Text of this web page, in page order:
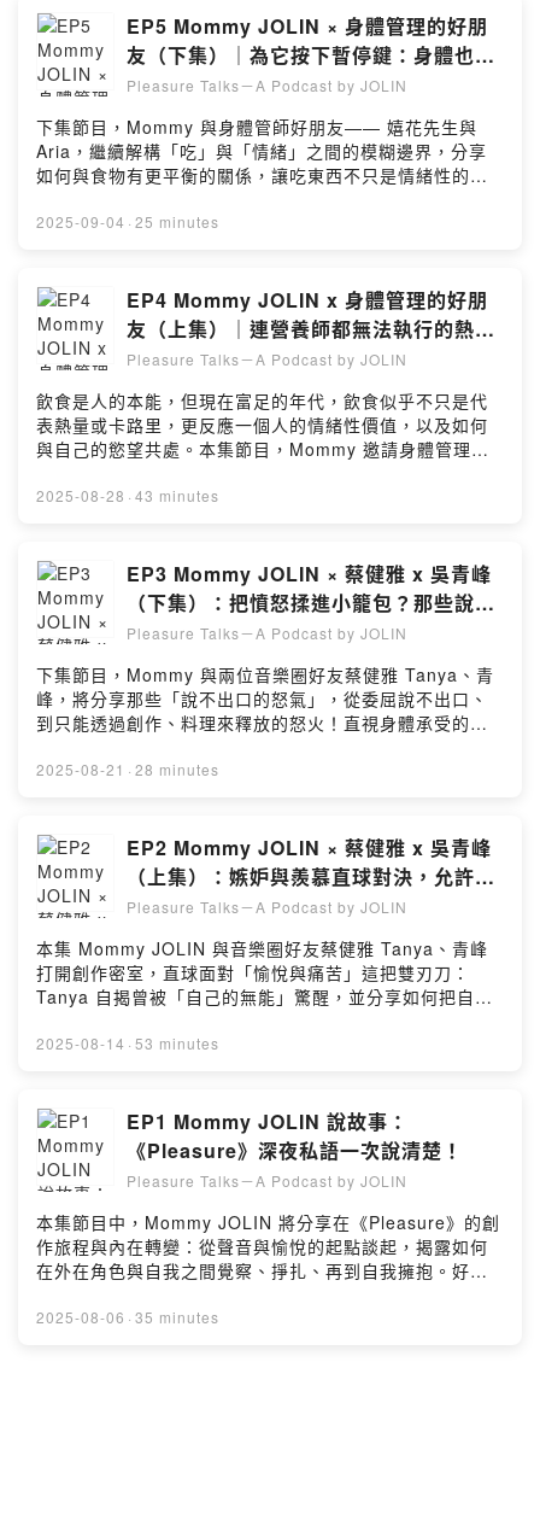
jolin_caiWeibo： https://weibo.com/u/1742727537留
言告訴我你對這一集的想法：
https://open.firstory.me/user/cmdoal8gv007201wxgc0
v9020/commentsPowered by Firstory Hosting
者怎麼看 Mommy？攝影機未開機前的 Mommy 是什麼模
樣08:35 高點擊率下標方式大公開！「不藏了」、「驚呆
了」、「拋喜訊⋯」17:30 藝人或記者被網友罵，會走心
嗎？23:35 標題太聳動遭抗議怎麼辦？ 唱片公司要求改標
題，該妥協還是堅持？34:00 爆料都是真的嗎？Mommy
的新聞都超無厘頭！40:00 記者眼中的 Mommy 難訪嗎？
什麼問題會一秒惹怒 Mommy？46:38 Mommy 的眼神是
美杜莎之眼？To be continued…／♬ 《Pleasure》專輯
數位收聽｜Listen Now：
https://www.jolincai.com/Instagram：
jolin_caiFacebook：hoo.jcaiYouTube：
jolin_caiWeibo： https://weibo.com/u/1742727537留
言告訴我你對這一集的想法：
v9020/commentsPowered by Firstory Hosting
EP5 Mommy JOLIN × 身體管理的好朋
友（下集）｜為它按下暫停鍵：身體也需
要被尊重與傾聽
Pleasure Talks－A Podcast by JOLIN
下集節目，Mommy 與身體管師好朋友—— 嬉花先生與
Aria，繼續解構「吃」與「情緒」之間的模糊邊界，分享
如何與食物有更平衡的關係，讓吃東西不只是情緒性的補
重點01:50 壓力很大？你可能自己都不知道05:40 身體也
吃完高熱量食物而難過？從嚴格控制走向飲食自由13:22
想吃鹹酥雞，是鄉愁、犒賞，還是壓力出口？舒壓食物的
療癒意義16:51 水腫問題如何面對？如何排水腫？19:45
宿醉不是酒的錯，是喝得太緊繃：用酒舒壓，卻讓身體更
疲累21:50 身體管理：無法持續一輩子的事，寧可不要開
始／♬ 《Pleasure》專輯數位收聽｜Listen Now：
https://jolinwmt.lnk.to/Pleasure☞ 更多蔡依林消息｜
More about JOLINOfficial Website：
https://www.jolincai.com/Instagram：
言告訴我你對這一集的想法：
https://open.firstory.me/user/cmdoal8gv007201wxgc0
v9020/commentsPowered by Firstory Hosting
2025-09-04 · 25 minutes
EP4 Mommy JOLIN x 身體管理的好朋
友（上集）｜連營養師都無法執行的熱量
精算，我們真的需要這麼苛刻嗎？
Pleasure Talks－A Podcast by JOLIN
飲食是人的本能，但現在富足的年代，飲食似乎不只是代
表熱量或卡路里，更反應一個人的情緒性價值，以及如何
與自己的慾望共處。本集節目，Mommy 邀請身體管理的
到傾聽身體需要與食物的共鳴關係的探討，讓「吃」這件
營養師都無法執行的熱量精算，我們真的需要這麼苛刻
嗎？06:57 解鎖吃的情緒密碼——你聽過賀爾蒙飲食嗎？
13:38 你的人生，他們六個說的算！?20:47 如何挖掘自己
對吃的本能天賦，不再覺得有罪惡感29:40 Mommy的自律
是為了要自由31:31 「蔡依林營養師」寫的菜單，不是
Mommy 早上吃的？!36:36 錯過就沒了——珍稀食物是貪
食的慾望還是愉悅的滿足？／♬ 《Pleasure》專輯數位收
聽｜Listen Now：https://jolinwmt.lnk.to/Pleasure☞ 更
多蔡依林消息｜More about JOLINOfficial Website：
jolin_caiWeibo： https://weibo.com/u/1742727537留
言告訴我你對這一集的想法：
https://open.firstory.me/user/cmdoal8gv007201wxgc0
v9020/commentsPowered by Firstory Hosting
2025-08-28 · 43 minutes
EP3 Mommy JOLIN × 蔡健雅 x 吳青峰
（下集）：把憤怒揉進小籠包？那些說不
出口的憤怒與驕傲
Pleasure Talks－A Podcast by JOLIN
下集節目，Mommy 與兩位音樂圈好友蔡健雅 Tanya、青
峰，將分享那些「說不出口的怒氣」，從委屈說不出口、
到只能透過創作、料理來釋放的怒火！直視身體承受的情
00:55 Mommy 曾因委屈想為自己說些什麼01:58 青峰坦
聲，卻說不出口只能憤怒吞淚⋯16:07 青峰的驕傲＝被家
貓咬爛的傷痕？17:40 Tanya 做完專輯的驕傲竟轉為痛
苦？21:50 青峰創作〈SEVEN〉歌詞背後秘辛：小蔡姐的
訂單，只有關鍵字！／♬ 《Pleasure》專輯數位收聽｜
Listen Now：https://jolinwmt.lnk.to/Pleasure☞ 更多蔡
依林消息｜More about JOLINOfficial Website：
https://www.jolincai.com/Instagram：
jolin_caiFacebook：hoo.jcaiYouTube：
jolin_caiWeibo： https://weibo.com/u/1742727537留
v9020/commentsPowered by Firstory Hosting
2025-08-21 · 28 minutes
EP2 Mommy JOLIN × 蔡健雅 x 吳青峰
（上集）：嫉妒與羨慕直球對決，允許自
己痛到最深處
Pleasure Talks－A Podcast by JOLIN
本集 Mommy JOLIN 與音樂圈好友蔡健雅 Tanya、青峰
打開創作密室，直球面對「愉悅與痛苦」這把雙刃刀：
Tanya 自揭曾被「自己的無能」驚醒，並分享如何把自我
的情緒管理，分享最赤裸的情緒現場，直擊嫉妒與羨慕，
談16:45 愉悅和痛苦的雙面刃，如何不被反噬？20:15
Tanya 自揭被「自己的無能」嚇醒：但還好有經歷過那些
自我否定24:20 青峰的痛苦學：替痛苦設停損值，允許自
己痛到最深29:18 〈DIY〉單曲上線前，緊張「標題」被帶
歪！38:20 進入嫉妒與羨慕的狀態：曾經想變成他嗎？
49:09 幽默番外：Tanya 吐槽 JOLIN 的睡眠祕辛「It’s
not cool」下集還有更溫馨赤裸的 Pleasure TalksTo be
continued…／♬ 《Pleasure》專輯數位收聽｜Listen
Now：https://jolinwmt.lnk.to/Pleasure☞ 更多蔡依林消
2025-08-14 · 53 minutes
EP1 Mommy JOLIN 說故事：
《Pleasure》深夜私語一次說清楚！
Pleasure Talks－A Podcast by JOLIN
本集節目中，Mommy JOLIN 將分享在《Pleasure》的創
作旅程與內在轉變：從聲音與愉悅的起點談起，揭露如何
在外在角色與自我之間覺察、掙扎、再到自我擁抱。好友
目重點00:23 Mommy 聊關於聲音與愉悅的故事06:53 專
2025-08-06 · 35 minutes